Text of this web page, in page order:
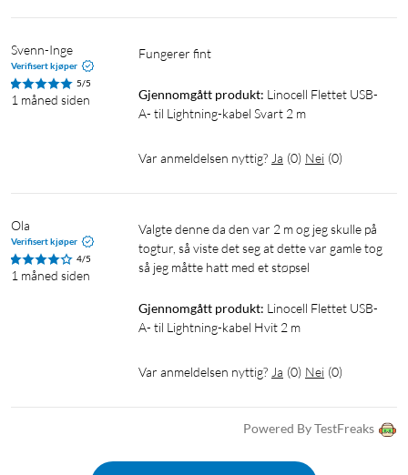
Svenn-Inge
Verifisert kjøper
5/5
1 måned siden
Fungerer fint
Gjennomgått produkt: Linocell Flettet USB-
A- til Lightning-kabel Svart 2 m
Var anmeldelsen nyttig? Ja (0) Nei (0)
Ola
Verifisert kjøper
4/5
1 måned siden
Valgte denne da den var 2 m og jeg skulle på
togtur, så viste det seg at dette var gamle tog
så jeg måtte hatt med et støpsel
Gjennomgått produkt: Linocell Flettet USB-
A- til Lightning-kabel Hvit 2 m
Var anmeldelsen nyttig? Ja (0) Nei (0)
Powered By TestFreaks